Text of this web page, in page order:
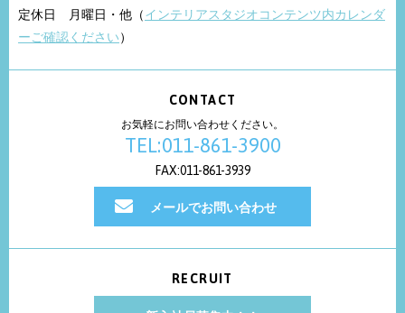
定休日 月曜日・他（インテリアスタジオコンテンツ内カレンダ
ーご確認ください）
CONTACT
お気軽にお問い合わせください。
TEL:011-861-3900
FAX:011-861-3939
メールでお問い合わせ
RECRUIT